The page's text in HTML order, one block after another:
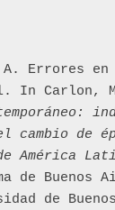
A. Errores
cambio de
América
de Buenos
de